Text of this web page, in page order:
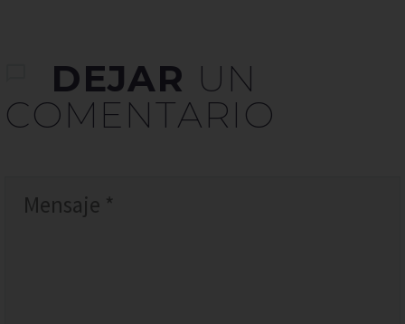
DEJAR UN
COMENTARIO